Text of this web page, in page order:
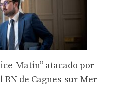
Matin” atacado por
de Cagnes-sur-Mer